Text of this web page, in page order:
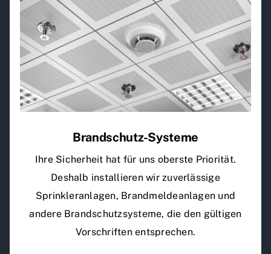
Brandschutz-Systeme
Ihre Sicherheit hat für uns oberste Priorität.
Deshalb installieren wir zuverlässige
Sprinkleranlagen, Brandmeldeanlagen und
andere Brandschutzsysteme, die den gültigen
Vorschriften entsprechen.